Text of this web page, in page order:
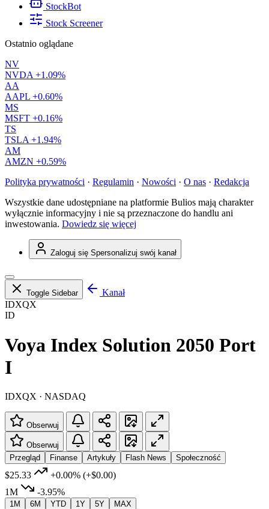
StockBot
Stock Screener
Ostatnio oglądane
NV
NVDA +1.09%
AA
AAPL +0.60%
MS
MSFT +0.16%
TS
TSLA +1.94%
AM
AMZN +0.59%
Polityka prywatności · Regulamin · Nowości · O nas · Redakcja
Wszystkie dane udostępniane na platformie Bulios mają charakter
wyłącznie informacyjny i nie są przeznaczone do handlu ani
inwestowania. Dowiedz się więcej
Zaloguj się Spersonalizuj swój kanał
Toggle Sidebar
Kanał
IDXQX
ID
Voya Index Solution 2050 Port
I
IDXQX · NASDAQ
Obserwuj
Obserwuj
Przegląd
Finanse Artykuły Flash News Społeczność
$25.33 +0.00% (+$0.00)
1M
-3.95%
1M 6M YTD 1Y 5Y MAX